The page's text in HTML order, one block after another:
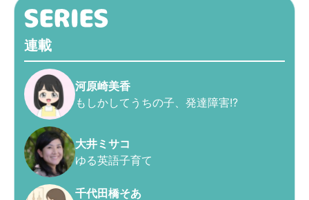
連載
河原崎美香
もしかしてうちの子、発達障害!?
大井ミサコ
ゆる英語子育て
千代田橋そあ